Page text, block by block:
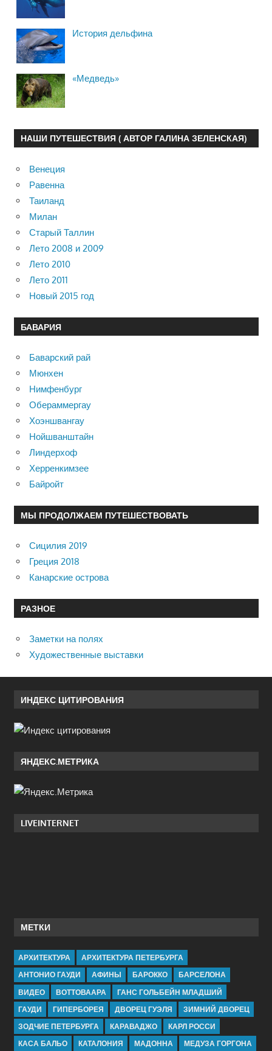
История дельфина
«Медведь»
НАШИ ПУТЕШЕСТВИЯ ( АВТОР ГАЛИНА ЗЕЛЕНСКАЯ)
Венеция
Равенна
Таиланд
Милан
Старый Таллин
Лето 2008 и 2009
Лето 2010
Лето 2011
Новый 2015 год
БАВАРИЯ
Баварский рай
Мюнхен
Нимфенбург
Обераммергау
Хоэншвангау
Нойшванштайн
Линдерхоф
Херренкимзее
Байройт
МЫ ПРОДОЛЖАЕМ ПУТЕШЕСТВОВАТЬ
Сицилия 2019
Греция 2018
Канарские острова
РАЗНОЕ
Заметки на полях
Художественные выставки
ИНДЕКС ЦИТИРОВАНИЯ
ЯНДЕКС.МЕТРИКА
LIVEINTERNET
МЕТКИ
АРХИТЕКТУРА
АРХИТЕКТУРА ПЕТЕРБУРГА
АНТОНИО ГАУДИ
АФИНЫ БАРОККО
БАРСЕЛОНА
ВИДЕО
ВОТТОВААРА
ГАНС ГОЛЬБЕЙН МЛАДШИЙ
ГАУДИ
ГИПЕРБОРЕЯ ДВОРЕЦ ГУЭЛЯ
ЗИМНИЙ ДВОРЕЦ
ЗОДЧИЕ ПЕТЕРБУРГА
КАРАВАДЖО
КАРЛ РОССИ
КАСА БАЛЬО
КАТАЛОНИЯ МАДОННА МЕДУЗА ГОРГОНА